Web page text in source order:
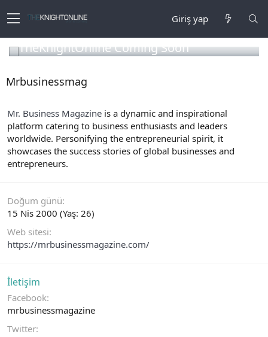
Giriş yap
TheKnightOnline Coming Soon
Mrbusinessmag
Mr. Business Magazine is a dynamic and inspirational
platform catering to business enthusiasts and leaders
worldwide. Personifying the entrepreneurial spirit, it
showcases the success stories of global businesses and
entrepreneurs.
Doğum günü
15 Nis 2000 (Yaş: 26)
Web sitesi
https://mrbusinessmagazine.com/
İletişim
Facebook
mrbusinessmagazine
Twitter